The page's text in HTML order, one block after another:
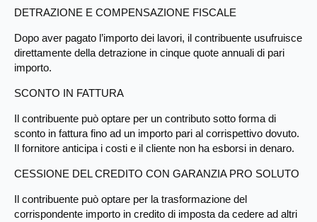
DETRAZIONE E COMPENSAZIONE FISCALE
Dopo aver pagato l’importo dei lavori, il contribuente usufruisce
direttamente della detrazione in cinque quote annuali di pari
importo.
SCONTO IN FATTURA
Il contribuente può optare per un contributo sotto forma di
sconto in fattura fino ad un importo pari al corrispettivo dovuto.
Il fornitore anticipa i costi e il cliente non ha esborsi in denaro.
CESSIONE DEL CREDITO CON GARANZIA PRO SOLUTO
Il contribuente può optare per la trasformazione del
corrispondente importo in credito di imposta da cedere ad altri